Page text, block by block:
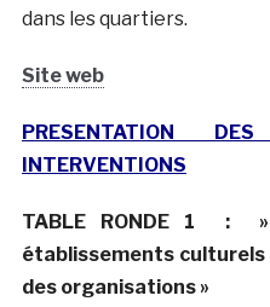
dans les quartiers.
Site web
PRESENTATION
INTERVENTIONS
TABLE RONDE 1 :
établissements
des organisations »